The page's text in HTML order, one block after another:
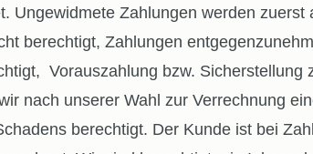
Ungewidmete Zahlungen werden
berechtigt, Zahlungen
Vorauszahlung bzw.
nach unserer Wahl zur Verrechnung
berechtigt. Der Kunde ist bei